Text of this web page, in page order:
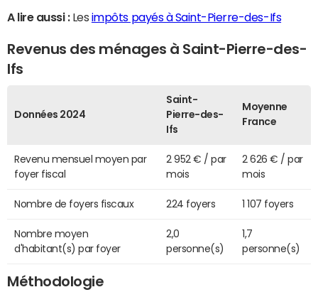
A lire aussi :Les impôts payés à Saint-Pierre-des-Ifs
Revenus des ménages à Saint-Pierre-des-
Ifs
Données 2024
Saint-
Pierre-des-
Ifs
Moyenne
France
Revenu mensuel moyen par
foyer fiscal
2 952 € / par
mois
2 626 € / par
mois
Nombre de foyers fiscaux 224 foyers 1 107 foyers
Nombre moyen
d'habitant(s) par foyer
2,0
personne(s)
1,7
personne(s)
Méthodologie